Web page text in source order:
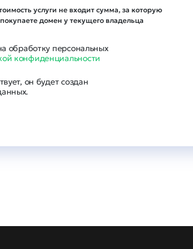
услуги не входит сумма, за которую
домен у текущего владельца
обработку персональных
конфиденциальности
он будет создан